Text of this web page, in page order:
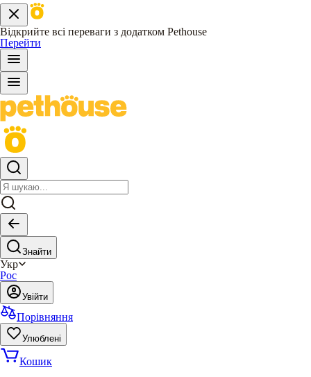
Відкрийте всі переваги з додатком Pethouse
Перейти
Знайти
Укр
Рос
Увійти
Порівняння
Улюблені
Кошик